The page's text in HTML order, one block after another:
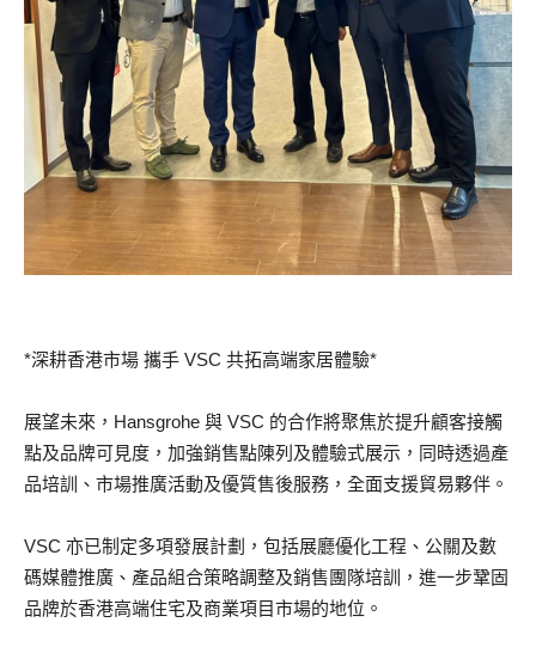
*深耕香港市場 攜手 VSC 共拓高端家居體驗*
展望未來，Hansgrohe 與 VSC 的合作將聚焦於提升顧客接觸
點及品牌可見度，加強銷售點陳列及體驗式展示，同時透過產
品培訓、市場推廣活動及優質售後服務，全面支援貿易夥伴。
VSC 亦已制定多項發展計劃，包括展廳優化工程、公關及數
碼媒體推廣、產品組合策略調整及銷售團隊培訓，進一步鞏固
品牌於香港高端住宅及商業項目市場的地位。